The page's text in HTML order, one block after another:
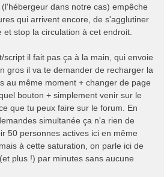
dans notre cas) empêche
qui arrivent encore, de s'agglutiner
stop la circulation à cet endroit.
script il fait pas ça à la main, qui envoie
gros il va te demander de recharger la
au même moment + changer de page
bouton + simplement venir sur le
que tu peux faire sur le forum. En
simultanée ça n'a rien de
50 personnes actives ici en même
à cette saturation, on parle ici de
plus !) par minutes sans aucune